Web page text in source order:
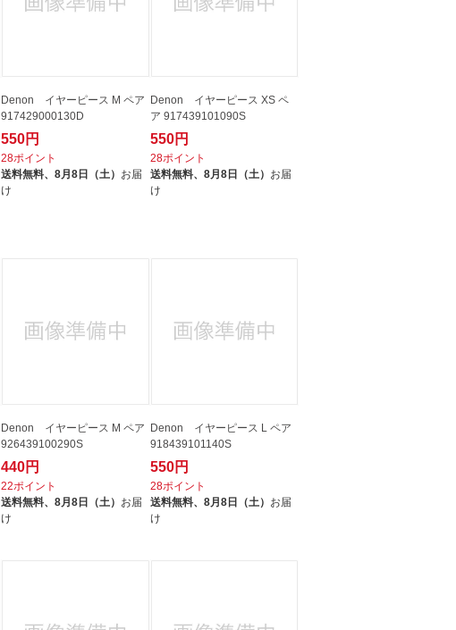
Denon イヤーピース M ペア
917429000130D
550円
28ポイント
送料無料、8月8日（土） お届
け
Denon イヤーピース XS ペ
ア 917439101090S
550円
28ポイント
送料無料、 8月8日（土） お届
け
Denon イヤーピース M ペア
926439100290S
440円
22ポイント
送料無料、8月8日（土） お届
け
Denon イヤーピース L ペア
918439101140S
550円
28ポイント
送料無料、 8月8日（土） お届
け